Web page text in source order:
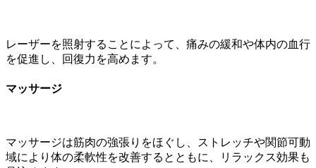
レーザーを照射することによって、痛みの緩和や体内の血行
を促進し、回復力を高めます。
マッサージ
マッサージは筋肉の強張りをほぐし、ストレッチや関節可動
域により体の柔軟性を改善するとともに、リラックス効果も